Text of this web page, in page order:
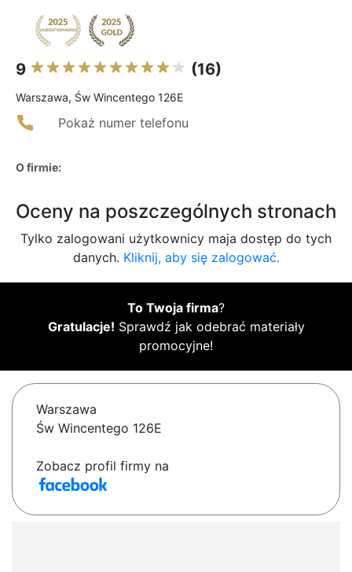
9 (16)
Warszawa, Św Wincentego 126E
Pokaż numer telefonu
O firmie:
Oceny na poszczególnych stronach
Tylko zalogowani użytkownicy maja dostęp do tych
danych. Kliknij, aby się zalogować.
To Twoja firma?
Gratulacje! Sprawdź jak odebrać materiały
promocyjne!
Warszawa
Św Wincentego 126E
Zobacz profil firmy na